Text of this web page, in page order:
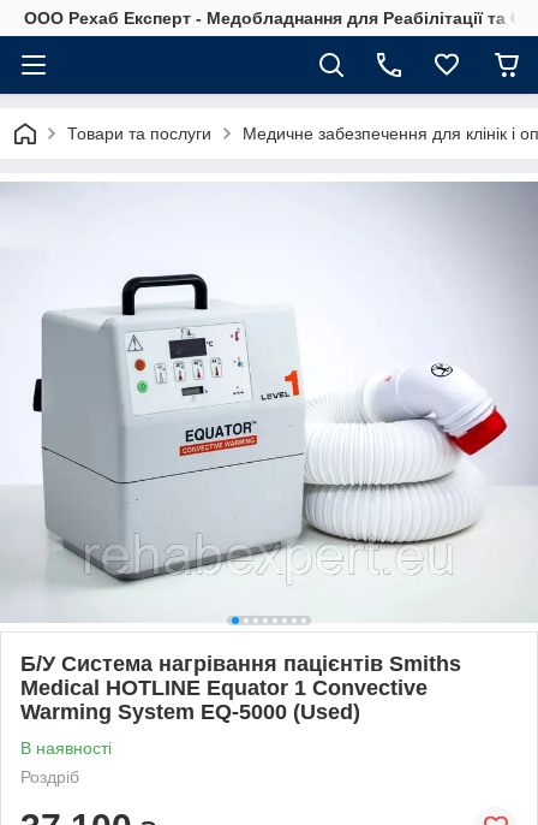
OOO Рехаб Експерт - Медобладнання для Реабілітації та
Товари та послуги Медичне забезпечення для клінік і
Б/У Система нагрівання пацієнтів Smiths
Medical HOTLINE Equator 1 Convective
Warming System EQ-5000 (Used)
В наявності
Роздріб